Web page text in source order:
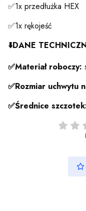
✅1x przedłużka HEX
✅1x rękojeść
⬇️DANE
✅Materiał roboczy:
✅Rozmiar uchwytu
✅Średnice